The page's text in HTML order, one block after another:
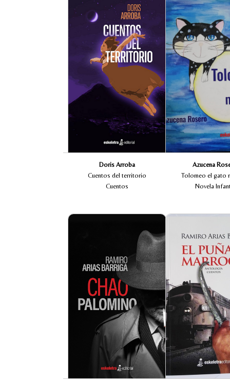
Doris Arroba
Cuentos del territorio
Cuentos
Las brujas voladoras
atraviesan esta
serie de cuentos fantásticos, basados
en la comprensión mágica y el estilo de
vida de un pueblo que vivió libre desde
el inicio de los tiempos en Tierra de la
Mitad, nombre que designa al actual
Ecuador en este libro.
Las voladoras que habitan en Mira,
Pimampiro y Urcuquí han lanzado
hechizos durante más de quinientos
años para lograr paz, justicia y libertad
en esta parte del mundo. Su existencia
se admite y se recuerda a la tradición
oral del norte, donde también hablan
del
Taita Imbabura
, el
árbol de la
luna
y el origen primigenio de los
Caranquis
, quienes gobernaban el
territorio y organizaron una
confederación para expulsar al imperio
inca, logrando el objetivo durante más
de veinte años.
Podrás descubrir a los personajes de
antiguas narraciones, como la
y su hija, obligadas a huir debido
a la invasión inca, que se da pocos
años después de la conquista
Azucena
Tolomeo el gato
Novela
Esta
Tolomeo
, un
gato muy especial
y mágico país de
traslada al planeta
una misión muy
a los hogares de
necesitan. Con su
sus ojos azules
llega a casa de
quienes
inolvidables
transformaran sus
cuando descubran
llave para
Prepárate para
gato Tolomeo,
risas y, sobre
Acompáñalo a
sumérgete en una
de personajes
mágicos y lecciones
que, de seguro, te
te recordara la
En las costas bañadas por el océano y
desde las sombras que surgen de un
pasado borrascoso comienza una
apasionante historia de aventuras,
misterios y amistad inquebrantable.
Esta novela nos sumerge en el mundo
de un veterano de guerra, impulsado
por el deseo de encontrar riquezas y
nuevas experiencias, que lo llevarán a
enfrentar desafíos inimaginables. Para
Palomino, el ajedrez representa una
gran metáfora de la vida, donde cada
jugada supone una elección, cada
movimiento un desafío, y cada partida
una oportunidad para enfrentar los
obstáculos con determinación, como
dice Bioy Casares: "La vida es una
partida de ajedrez y nunca sabe uno a
ciencia cierta cuándo está ganando o
perdiendo".
Es así, como el destino de Palomino se
entrelaza con personajes como Alán,
Aisha, Peter y Ahmed, entre otros;
cuya presencia narrativa en la
kamikaze,
cuentística desde
integraba el
Diferencias. Un
donde
ocurrió una
consecuencia de lo
género breve,
siempre. Según
Cuento le
demasiado fugaz
emigrar de la
entrar en el túnel
tanto, este
marroquí, no
dicho género, sino
que podría
Aupado por la
años suele
incontrolable,
cuentos,
y revistas.